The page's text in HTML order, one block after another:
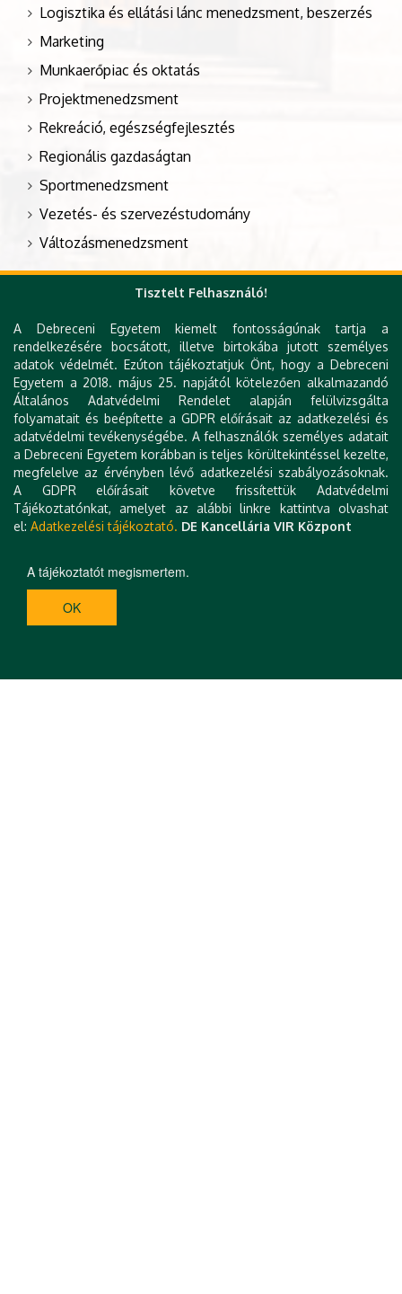
Logisztika és ellátási lánc menedzsment, beszerzés
Marketing
Munkaerőpiac és oktatás
Projektmenedzsment
Rekreáció, egészségfejlesztés
Regionális gazdaságtan
Sportmenedzsment
Vezetés- és szervezéstudomány
Változásmenedzsment
Dr. Dajnoki Krisztina
a Szervező Bizottság elnöke
Dr. Szálkai Tamás
a Szervező Bizottság
társelnöke
Dr. Filep Roland
a Szervező Bizottság titkára
Olvasztó Zsófia
a Szervező Bizottság titkára
Tisztelt Felhasználó!
A Debreceni Egyetem kiemelt fontosságúnak tartja a
rendelkezésére bocsátott, illetve birtokába jutott személyes
adatok védelmét. Ezúton tájékoztatjuk Önt, hogy a Debreceni
Egyetem a 2018. május 25. napjától kötelezően alkalmazandó
Általános Adatvédelmi Rendelet alapján felülvizsgálta
folyamatait és beépítette a GDPR előírásait az adatkezelési és
adatvédelmi tevékenységébe. A felhasználók személyes adatait
a Debreceni Egyetem korábban is teljes körültekintéssel kezelte,
megfelelve az érvényben lévő adatkezelési szabályozásoknak.
A GDPR előírásait követve frissítettük Adatvédelmi
Tájékoztatónkat, amelyet az alábbi linkre kattintva olvashat
el: Adatkezelési tájékoztató. DE Kancellária VIR Központ
A tájékoztatót megismertem.
OK